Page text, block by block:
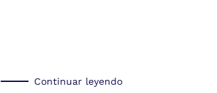
Continuar leyendo